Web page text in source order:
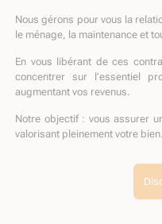
Nous gérons pour vous la
le ménage, la maintenance et
En vous libérant de ces
concentrer sur l’essentiel
augmentant vos revenus.
Notre objectif : vous assurer
valorisant pleinement votre bien.